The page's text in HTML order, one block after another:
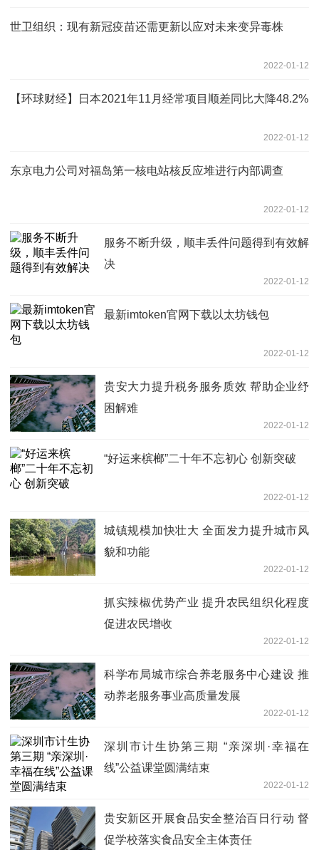
世卫组织：现有新冠疫苗还需更新以应对未来变异毒株
2022-01-12
【环球财经】日本2021年11月经常项目顺差同比大降48.2%
2022-01-12
东京电力公司对福岛第一核电站核反应堆进行内部调查
2022-01-12
服务不断升级，顺丰丢件问题得到有效解
决
2022-01-12
最新imtoken官网下载以太坊钱包
2022-01-12
贵安大力提升税务服务质效 帮助企业纾
困解难
2022-01-12
“好运来槟榔”二十年不忘初心 创新突破
2022-01-12
城镇规模加快壮大 全面发力提升城市风
貌和功能
2022-01-12
抓实辣椒优势产业 提升农民组织化程度
促进农民增收
2022-01-12
科学布局城市综合养老服务中心建设 推
动养老服务事业高质量发展
2022-01-12
深圳市计生协第三期 “亲深圳·幸福在
线”公益课堂圆满结束
2022-01-12
贵安新区开展食品安全整治百日行动 督
促学校落实食品安全主体责任